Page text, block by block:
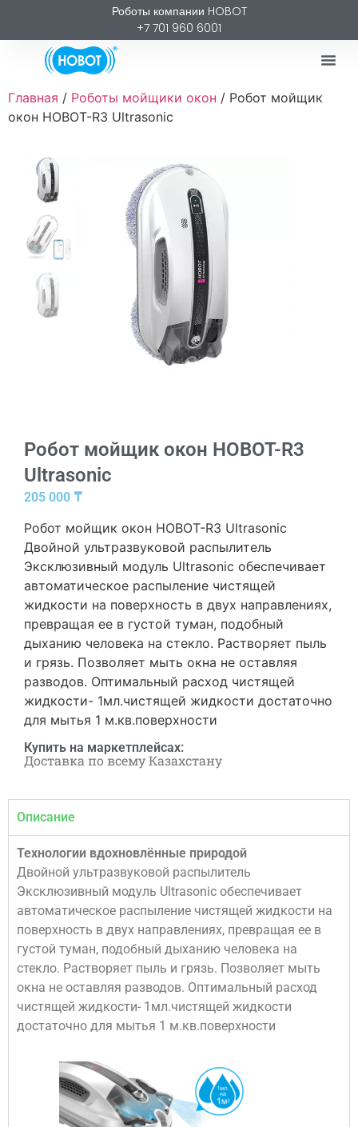
Роботы компании HOBOT
+7 701 960 6001
Главная / Роботы мойщики окон / Робот мойщик
окон HOBOT-R3 Ultrasonic
Робот мойщик окон HOBOT-R3
Ultrasonic
205 000 ₸
Робот мойщик окон HOBOT-R3 Ultrasonic
Двойной ультразвуковой распылитель
Эксклюзивный модуль Ultrasonic обеспечивает
автоматическое распыление чистящей
жидкости на поверхность в двух направлениях,
превращая ее в густой туман, подобный
дыханию человека на стекло. Растворяет пыль
и грязь. Позволяет мыть окна не оставляя
разводов. Оптимальный расход чистящей
жидкости- 1мл.чистящей жидкости достаточно
для мытья 1 м.кв.поверхности
Купить на маркетплейсах:
Доставка по всему Казахстану
Описание
Технологии вдохновлённые природой
Двойной ультразвуковой распылитель
Эксклюзивный модуль Ultrasonic обеспечивает
автоматическое распыление чистящей жидкости на
поверхность в двух направлениях, превращая ее в
густой туман, подобный дыханию человека на
стекло. Растворяет пыль и грязь. Позволяет мыть
окна не оставляя разводов. Оптимальный расход
чистящей жидкости- 1мл.чистящей жидкости
достаточно для мытья 1 м.кв.поверхности